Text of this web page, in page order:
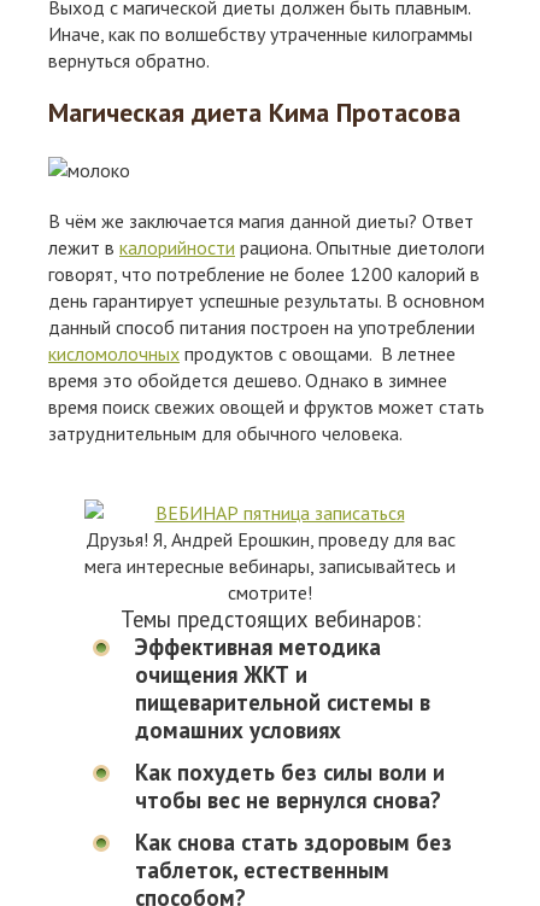
Выход с магической диеты должен быть плавным.
Иначе, как по волшебству утраченные килограммы
вернуться обратно.
Магическая диета Кима Протасова
В чём же заключается магия данной диеты? Ответ
лежит в калорийности рациона. Опытные диетологи
говорят, что потребление не более 1200 калорий в
день гарантирует успешные результаты. В основном
данный способ питания построен на употреблении
кисломолочных продуктов с овощами. В летнее
время это обойдется дешево. Однако в зимнее
время поиск свежих овощей и фруктов может стать
затруднительным для обычного человека.
Друзья! Я, Андрей Ерошкин, проведу для вас
мега интересные вебинары, записывайтесь и
смотрите!
Темы предстоящих вебинаров:
Эффективная методика
очищения ЖКТ и
пищеварительной системы в
домашних условиях
Как похудеть без силы воли и
чтобы вес не вернулся снова?
Как снова стать здоровым без
таблеток, естественным
способом?